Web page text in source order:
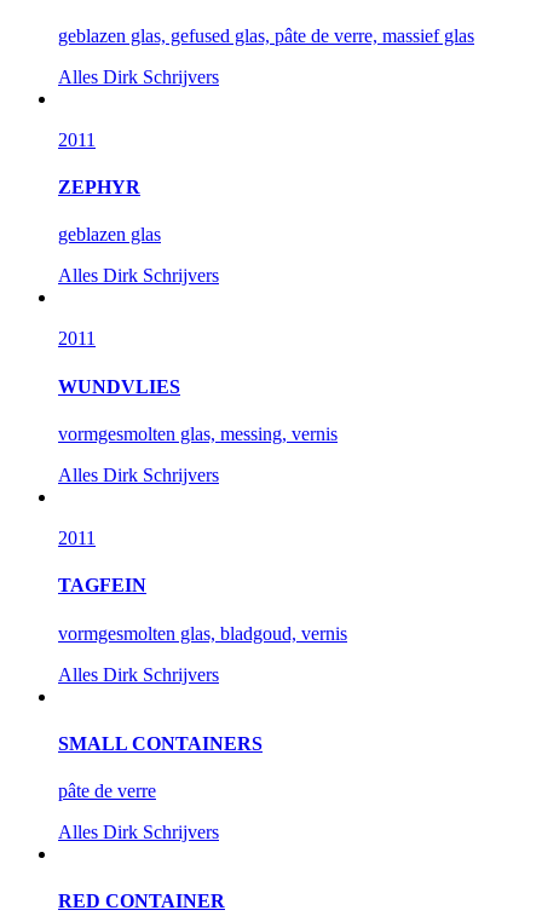
geblazen glas, gefused glas, pâte de verre, massief glas
Alles Dirk Schrijvers
2011
ZEPHYR
geblazen glas
Alles Dirk Schrijvers
2011
WUNDVLIES
vormgesmolten glas, messing, vernis
Alles Dirk Schrijvers
2011
TAGFEIN
vormgesmolten glas, bladgoud, vernis
Alles Dirk Schrijvers
SMALL CONTAINERS
pâte de verre
Alles Dirk Schrijvers
RED CONTAINER